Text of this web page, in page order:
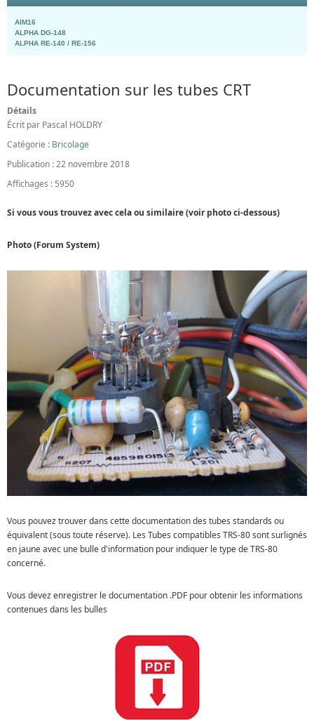
AIM16
ALPHA DG-148
ALPHA RE-140 / RE-156
Documentation sur les tubes CRT
Détails
Écrit par Pascal HOLDRY
Catégorie : Bricolage
Publication : 22 novembre 2018
Affichages : 5950
Si vous vous trouvez avec cela ou similaire (voir photo ci-dessous)
Photo (Forum System)
Vous pouvez trouver dans cette documentation des tubes standards ou
équivalent (sous toute réserve). Les Tubes compatibles TRS-80 sont surlignés
en jaune avec une bulle d'information pour indiquer le type de TRS-80
concerné.
Vous devez enregistrer le documentation .PDF pour obtenir les informations
contenues dans les bulles